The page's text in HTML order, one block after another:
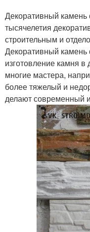
Декоративный
тысячелетия
строительным и
Декоративный камень
изготовление камня
многие мастера,
более тяжелый и
делают современный